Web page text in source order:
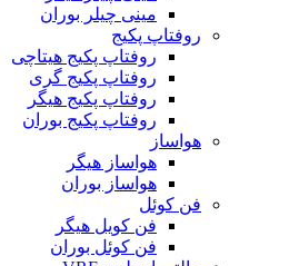
مینی چیلر بوران
روفتاپ پکیج
روفتاپ پکیج هیتاچی
روفتاپ پکیج گری
روفتاپ پکیج هیگر
روفتاپ پکیج بوران
هواساز
هواساز هیگر
هواساز بوران
فن کوئل
فن کویل هیگر
فن کوئل بوران